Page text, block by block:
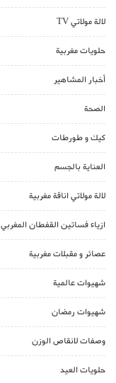
لالة مولاتي TV
حلويات مغربية
أخبار المشاهير
الصحة
كيك و طورطات
العناية بالجسم
لالة مولاتي اناقة مغربية
ازياء فساتين القفطان المغربي
عصائر و مقبلات مغربية
شهيوات عالمية
شهيوات رمضان
وصفات لانقاص الوزن
حلويات العيد